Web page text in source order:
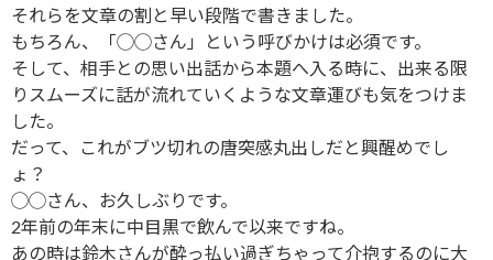
それらを文章の割と早い段階で書きました。
もちろん、「◯◯さん」という呼びかけは必須です。
そして、相手との思い出話から本題へ入る時に、出来る限
りスムーズに話が流れていくような文章運びも気をつけま
した。
だって、これがブツ切れの唐突感丸出しだと興醒めでし
ょ？
◯◯さん、お久しぶりです。
2年前の年末に中目黒で飲んで以来ですね。
あの時は鈴木さんが酔っ払い過ぎちゃって介抱するのに大